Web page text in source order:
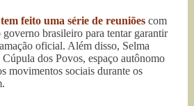
feito uma série de reuniões com
governo brasileiro para tentar garantir
oficial. Além disso, Selma
dos Povos, espaço autônomo
movimentos sociais durante os